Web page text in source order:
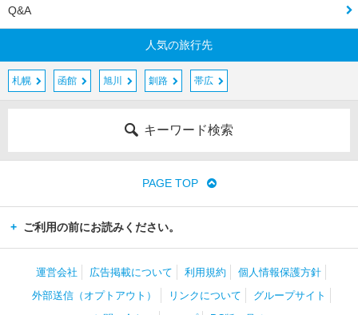
Q&A
人気の旅行先
札幌 函館 旭川 釧路 帯広
キーワード検索
PAGE TOP
ご利用の前にお読みください。
運営会社 広告掲載について 利用規約
個人情報保護方針
外部送信（オプトアウト）
リンクについて
グループサイト